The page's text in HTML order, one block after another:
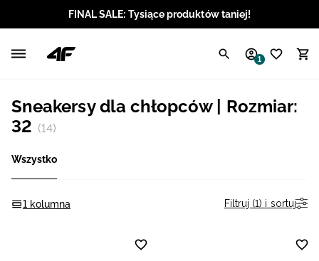
FINAL SALE: Tysiące produktów taniej!
1
Sneakersy dla chłopców | Rozmiar:
32 (14)
Wszystko
1 kolumna Filtruj (1) i sortuj
Angielski / USD